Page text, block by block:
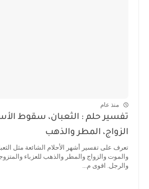
منذ عام
تفسير حلم : الثعبان، سقوط
الزواج، المطر والذهب
تعرف على تفسير أشهر الأحلام الشائعة مثل
والموت والزواج والمطر والذهب للعزباء
والرجل. اقوى م...